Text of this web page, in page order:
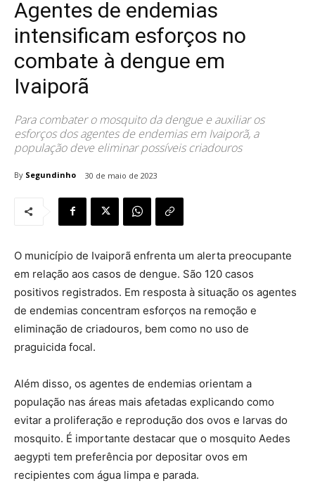
Agentes de endemias
intensificam esforços no
combate à dengue em
Ivaiporã
Para combater o mosquito da dengue e auxiliar os
esforços dos agentes de endemias em Ivaiporã, a
população deve eliminar possíveis criadouros
By Segundinho 30 de maio de 2023
O município de Ivaiporã enfrenta um alerta preocupante
em relação aos casos de dengue. São 120 casos
positivos registrados. Em resposta à situação os agentes
de endemias concentram esforços na remoção e
eliminação de criadouros, bem como no uso de
praguicida focal.
Além disso, os agentes de endemias orientam a
população nas áreas mais afetadas explicando como
evitar a proliferação e reprodução dos ovos e larvas do
mosquito. É importante destacar que o mosquito Aedes
aegypti tem preferência por depositar ovos em
recipientes com água limpa e parada.